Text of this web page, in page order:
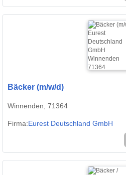
Bäcker (m/w/d)
Winnenden, 71364
Firma:Eurest Deutschland GmbH